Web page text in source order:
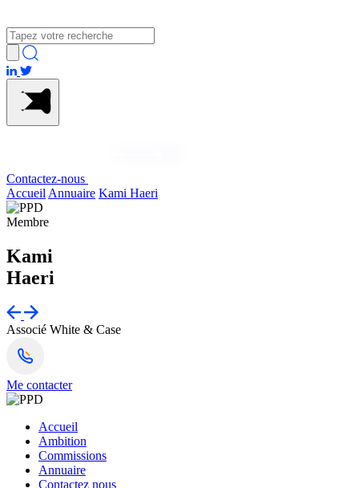
Contactez-nous
Accueil Annuaire Kami Haeri
Membre
Kami
Haeri
Associé White & Case
Me contacter
Accueil
Ambition
Commissions
Annuaire
Contactez nous